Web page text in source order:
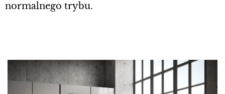
normalnego trybu.